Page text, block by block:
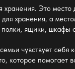
хранения. Это
хранения, а
ящики, шкафы
чувствует
которое помогает